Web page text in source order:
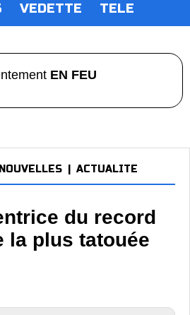
VEDETTE TELE
EN FEU
NOUVELLES ACTUALITE
du record
la plus tatouée